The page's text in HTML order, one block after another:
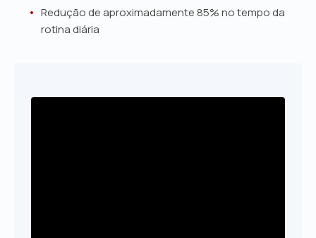
Redução de aproximadamente 85% no tempo da
rotina diária